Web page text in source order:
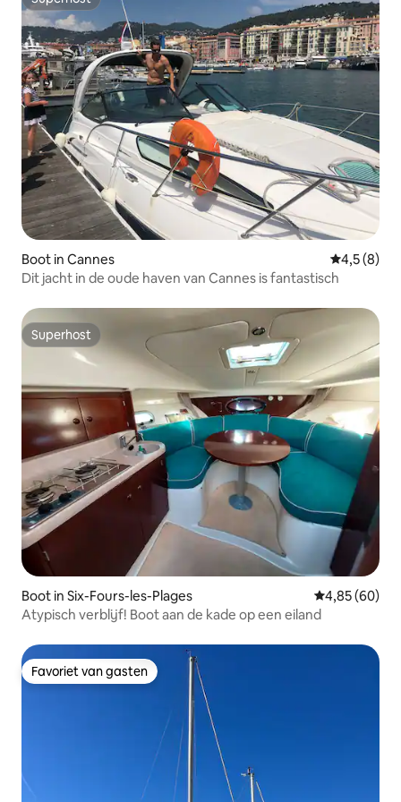
Superhost
Boot in Cannes
4,5 (8)
Dit jacht in de oude haven van Cannes is fantastisch
Superhost
Superhost
Boot in Six-Fours-les-Plages Gemiddelde
4,85 (60)
Atypisch verblijf! Boot aan de kade op een eiland
Favoriet van gasten
Favoriet van gasten